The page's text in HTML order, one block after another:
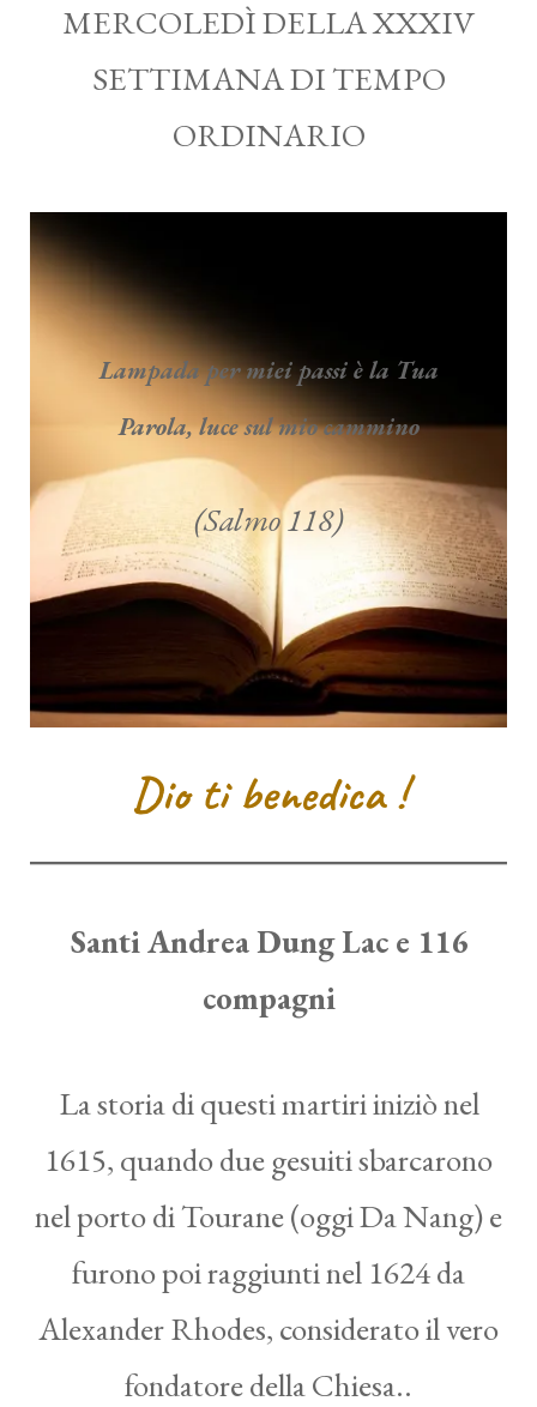
MERCOLEDÌ DELLA XXXIV
SETTIMANA DI TEMPO
ORDINARIO
Lampada per miei passi è la Tua
Parola, luce sul mio cammino
(Salmo 118)
Dio ti benedica !
Santi Andrea Dung Lac e 116
compagni
La storia di questi martiri iniziò nel
1615, quando due gesuiti sbarcarono
nel porto di Tourane (oggi Da Nang) e
furono poi raggiunti nel 1624 da
Alexander Rhodes, considerato il vero
fondatore della Chiesa..